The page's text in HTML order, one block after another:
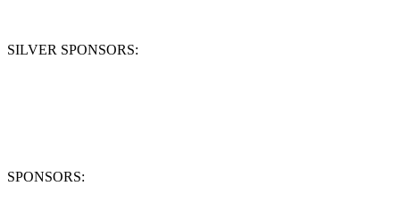
SILVER SPONSORS:
SPONSORS: